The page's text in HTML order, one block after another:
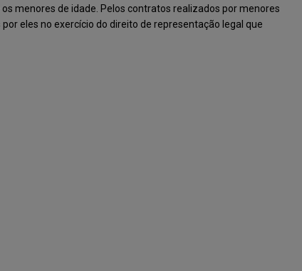
menores de idade. Pelos contratos realizados por menores
eles no exercício do direito de representação legal que